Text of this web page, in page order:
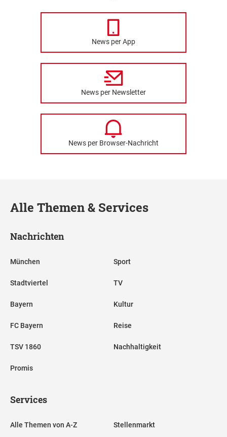
News per App
News per Newsletter
News per Browser-Nachricht
Alle Themen & Services
Nachrichten
München
Stadtviertel
Bayern
FC Bayern
TSV 1860
Promis
Sport
TV
Kultur
Reise
Nachhaltigkeit
Services
Alle Themen von A-Z Stellenmarkt